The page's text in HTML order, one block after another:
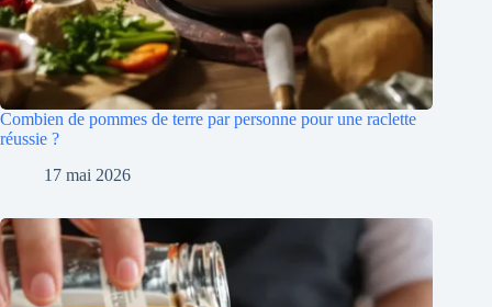
Combien de pommes de terre par personne pour une raclette
réussie ?
17 mai 2026